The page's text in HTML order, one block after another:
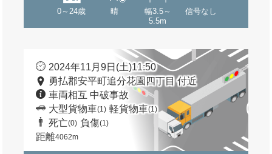
0～24歳 晴
幅3.5～
5.5m
信号なし
2024年11月9日(土)11:50
勇払郡安平町追分花園四丁目 付近
車両相互 中破事故
大型貨物車(1) 軽貨物車(1)
死亡(0) 負傷(1)
距離4062m